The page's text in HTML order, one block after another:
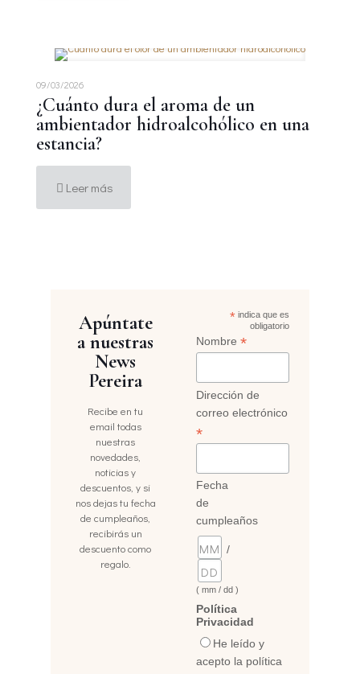
09/03/2026
¿Cuánto dura el aroma de un
ambientador hidroalcohólico en una
estancia?
Leer más
Apúntate
a nuestras
News
Pereira
Recibe en tu
email todas
nuestras
novedades,
noticias y
descuentos, y si
nos dejas tu fecha
de cumpleaños,
recibirás un
descuento como
regalo.
* indica que es
obligatorio
Nombre *
Dirección de
correo electrónico
*
Fecha
de
cumpleaños
/
( mm / dd )
Política
Privacidad
He leído y
acepto la política